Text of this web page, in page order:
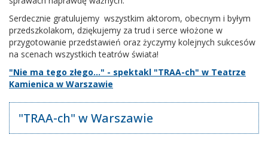
Serdecznie gratulujemy wszystkim aktorom, obecnym i byłym
przedszkolakom, dziękujemy za trud i serce włożone w
przygotowanie przedstawień oraz życzymy kolejnych sukcesów
na scenach wszystkich teatrów świata!
"Nie ma tego złego..." - spektakl "TRAA-ch" w Teatrze
Kamienica w Warszawie
"TRAA-ch" w Warszawie